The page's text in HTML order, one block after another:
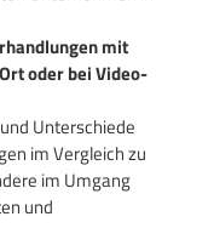
mit
oder bei Video-
Unterschiede
im Vergleich zu
im Umgang
und